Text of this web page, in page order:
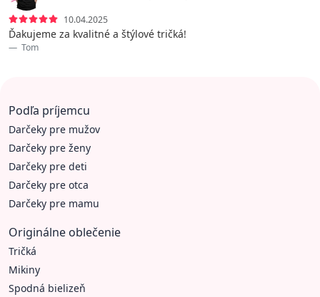
10.04.2025
Ďakujeme za kvalitné a štýlové tričká!
Tom
Podľa príjemcu
Darčeky pre mužov
Darčeky pre ženy
Darčeky pre deti
Darčeky pre otca
Darčeky pre mamu
Originálne oblečenie
Tričká
Mikiny
Spodná bielizeň